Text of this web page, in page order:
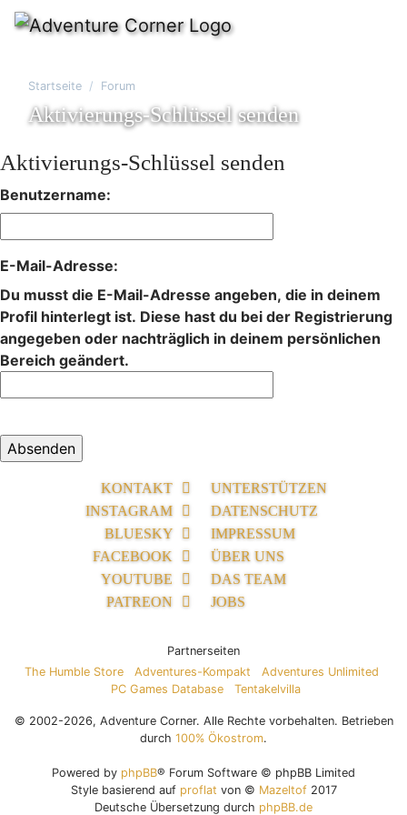
Startseite Forum
Aktivierungs-Schlüssel senden
Aktivierungs-Schlüssel senden
Benutzername:
E-Mail-Adresse:
Du musst die E-Mail-Adresse angeben, die in deinem
Profil hinterlegt ist. Diese hast du bei der Registrierung
angegeben oder nachträglich in deinem persönlichen
Bereich geändert.
KONTAKT
INSTAGRAM
BLUESKY
FACEBOOK
YOUTUBE
PATREON
UNTERSTÜTZEN
DATENSCHUTZ
IMPRESSUM
ÜBER UNS
DAS TEAM
JOBS
Partnerseiten
The Humble Store
Adventures-Kompakt
Adventures Unlimited
PC Games Database
Tentakelvilla
© 2002-2026, Adventure Corner. Alle Rechte vorbehalten. Betrieben
durch 100% Ökostrom.
Powered by phpBB® Forum Software © phpBB Limited
Style basierend auf proflat von © Mazeltof2017
Deutsche Übersetzung durch phpBB.de